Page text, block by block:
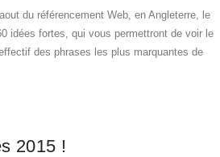
du référencement Web, en Angleterre, le
idées fortes, qui vous permettront de voir le
des phrases les plus marquantes de
2015 !